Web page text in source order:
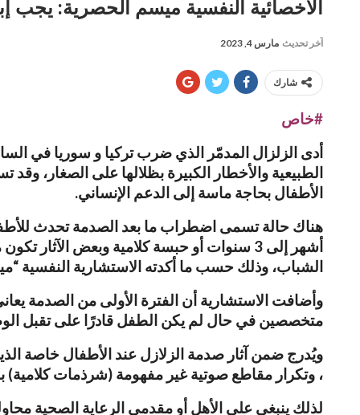
الأخصائية النفسية ميسم الحصرية: يجب
آخر تحديث مارس 4, 2023
شارك
#خاص
أدى الزلزال المدمّر الذي ضرب تركيا و سوريا في
الطبيعية والأخطار الكبيرة بظلالها على الصغار،
الأطفال بحاجة ماسة إلى الدعم الإنساني.
الشباب، وذلك حسب ما أكدته الاستشارية النفسية
وأضافت الاستشارية أن الفترة الأولى من الصدمة
متخصصين في حال لم يكن الطفل قادرًا على تقبل
ويُدرج ضمن آثار صدمة الزلازل عند الأطفال خاصة
، وتكرار مقاطع صوتية غير مفهومة (شرذمات كلامية)
لذلك ينبغي على الأهل أو مقدمي الرعاية الصحية